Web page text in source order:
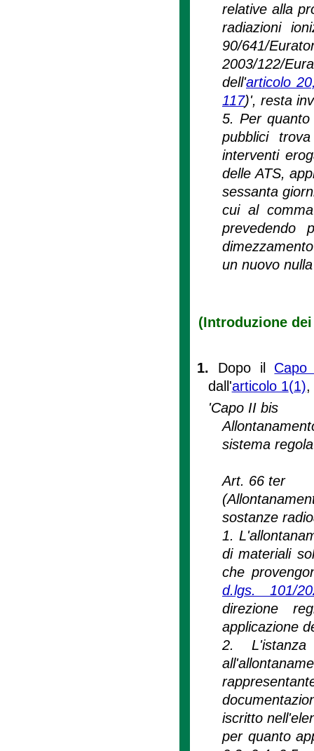
relative alla
radiazioni
90/641/
2003/122/
dell'articolo
117)', resta
5. Per
pubblici
interventi
delle ATS,
sessanta
cui al
un nuovo
(Introduzione
1. Dopo il
dall'articolo 1(1),
'Capo II bis
sistema
Art. 66 ter
sostanze
1.
di materiali
che
d.lgs. 101/
direzione
applicazione
2.
iscritto
per quanto